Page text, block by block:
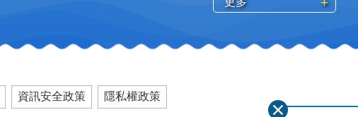
資訊安全政策 隱私權政策